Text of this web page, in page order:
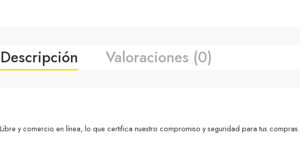
Descripción Valoraciones (0)
y comercio en línea, lo que certifica nuestro compromiso y seguridad para tus compras.